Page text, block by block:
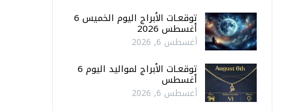
توقعـات الأبراج اليوم الخميس 6
أغسطس 2026
أغسطس 6, 2026
توقعـات الأبراج لمواليد اليوم 6
أغسطس
أغسطس 6, 2026